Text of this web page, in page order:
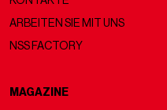
ARBEITEN SIE MIT UNS
NSS FACTORY
MAGAZINE